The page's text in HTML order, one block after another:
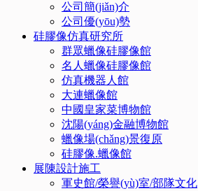
公司簡(jiǎn)介
公司優(yōu)勢
硅膠像仿真研究所
群眾蠟像硅膠像館
名人蠟像硅膠像館
仿真機器人館
大連蠟像館
中國皇家菜博物館
沈陽(yáng)金融博物館
蠟像場(chǎng)景復原
硅膠像.蠟像館
展陳設計施工
軍史館/榮譽(yù)室/部隊文化